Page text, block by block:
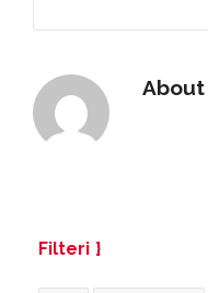
About
Filteri